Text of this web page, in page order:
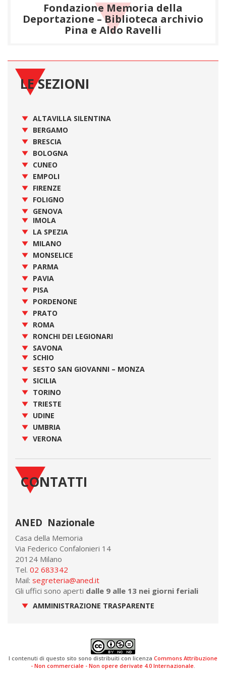
Fondazione Memoria della
Deportazione – Biblioteca archivio
Pina e Aldo Ravelli
LE SEZIONI
ALTAVILLA SILENTINA
BERGAMO
BRESCIA
BOLOGNA
CUNEO
EMPOLI
FIRENZE
FOLIGNO
GENOVA
IMOLA
LA SPEZIA
MILANO
MONSELICE
PARMA
PAVIA
PISA
PORDENONE
PRATO
ROMA
RONCHI DEI LEGIONARI
SAVONA
SCHIO
SESTO SAN GIOVANNI – MONZA
SICILIA
TORINO
TRIESTE
UDINE
UMBRIA
VERONA
CONTATTI
ANED Nazionale
Casa della Memoria
Via Federico Confalonieri 14
20124 Milano
Tel. 02 683342
Mail: segreteria@aned.it
Gli uffici sono aperti dalle 9 alle 13 nei giorni feriali
AMMINISTRAZIONE TRASPARENTE
I contenuti di questo sito sono distribuiti con licenza Commons Attribuzione
- Non commerciale - Non opere derivate 4.0 Internazionale